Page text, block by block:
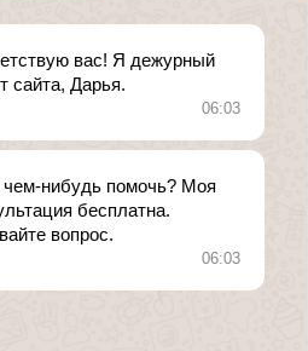
Что делать, если
соседи
выбрасывают мусор
из своих окон?
У нас в доме проживают
некультурные люди.
0 137к.